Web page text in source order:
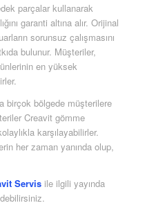
parçalar kullanarak
garanti altına alır. Orijinal
sorunsuz çalışmasını
bulunur. Müşteriler,
en yüksek
birçok bölgede müşterilere
Creavit gömme
karşılayabilirler.
her zaman yanında olup,
Servisile ilgili yayında